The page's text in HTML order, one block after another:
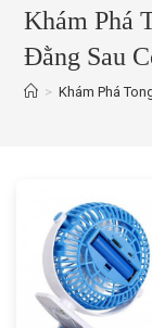
Khám Phá
Đằng Sau
> Khám Phá